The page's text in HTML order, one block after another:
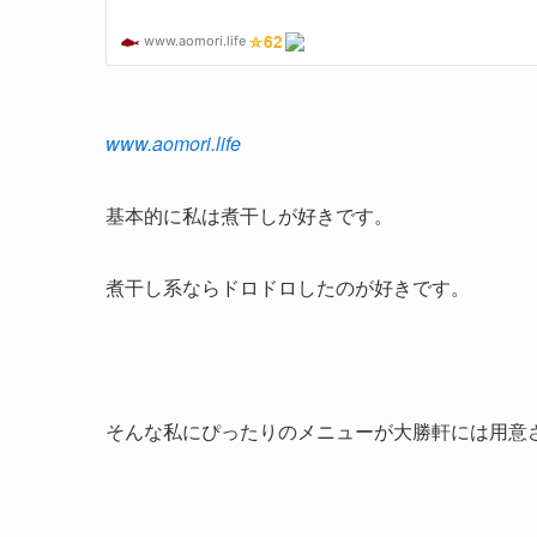
www.aomori.life
基本的に私は煮干しが好きです。
煮干し系ならドロドロしたのが好きです。
そんな私にぴったりのメニューが大勝軒には用意